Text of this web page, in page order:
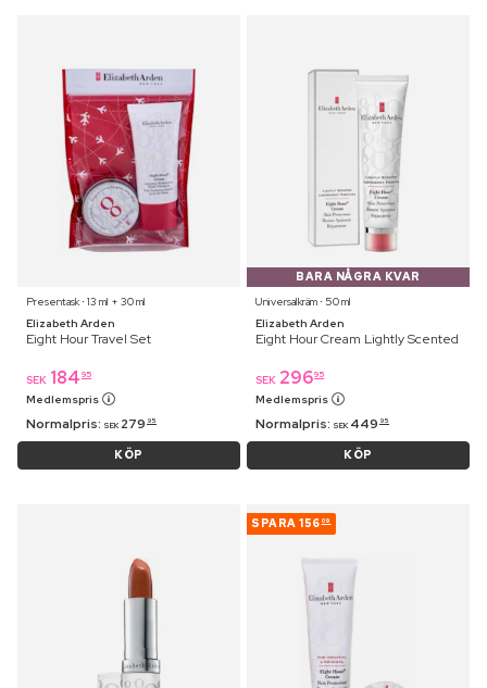
Presentask ⋅ 13 ml + 30 ml
Elizabeth Arden
Eight Hour Travel Set
SEK 184 95
Medlemspris
Normalpris: SEK 279 95
KÖP
BARA NÅGRA KVAR
Universalkräm ⋅ 50 ml
Elizabeth Arden
Eight Hour Cream Lightly Scented
SEK 29695
Medlemspris
Normalpris: SEK 449 95
KÖP
SPARA 156 09